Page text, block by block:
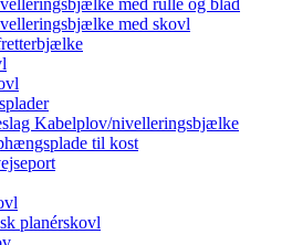
med skovl
Kabelplov/nivelleringsbjælke
til kost
planérskovl